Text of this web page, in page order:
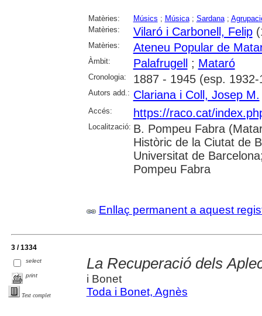
Matèries: Músics ; Música; Sardana;
Matèries:
Vilaró i Carbonell, Felip
Matèries: Ateneu Popular de
Àmbit: Palafrugell ; Mataró
Cronologia: 1887 - 1945 (esp. 1932-
Autors add.: Clariana i Coll, Josep M.
Accés: https://raco.cat/
Localització: B. Pompeu Fabra
Històric de la Ciutat de
Universitat de
Pompeu Fabra
Enllaç permanent a aquest
3 / 1334
select
print
Text complet
La Recuperació dels
i Bonet
Toda i Bonet, Agnès